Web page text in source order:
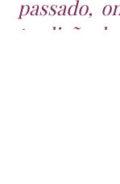
passado,
tradição